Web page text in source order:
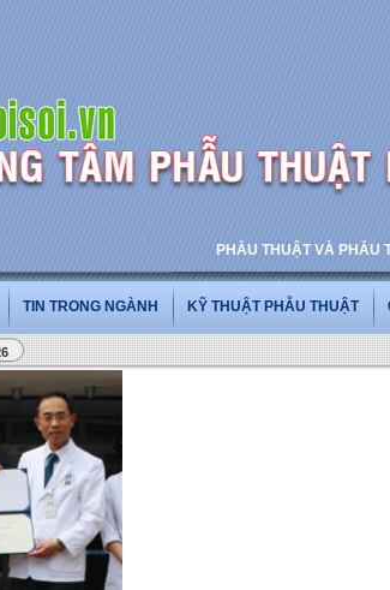
PHẪU THUẬT VÀ PHẪU THUẬT NỘI
TIN TRONG NGÀNH KỸ THUẬT PHẪU THUẬT